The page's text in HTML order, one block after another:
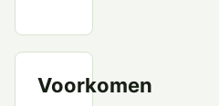
Voorkomen